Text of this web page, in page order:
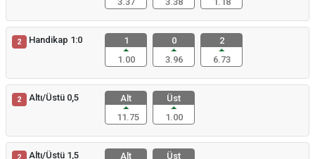
2 Handikap 1:0
1
1.00
0
3.96
2
6.73
2 Altı/Üstü 0,5
Alt
11.75
Üst
1.00
Altı/Üstü 1,5
Alt
Üst